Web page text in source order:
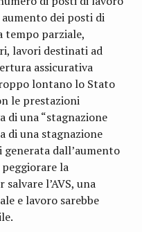
dei posti di
tempo parziale,
lavori destinati ad
assicurativa
lontano lo Stato
le prestazioni
di una “stagnazione
di una stagnazione
generata dall’aumento
la
l’AVS, una
e lavoro sarebbe